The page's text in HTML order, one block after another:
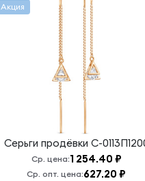
Серьги продёвки С-
Ср. цена:1 254.40 ₽
Ср. опт. цена:627.20 ₽
Акция